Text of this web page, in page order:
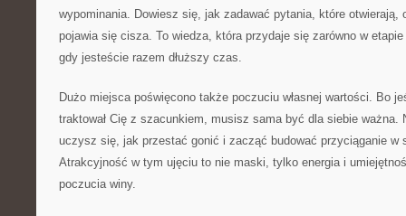
wypominania. Dowiesz się, jak zadawać pytania, które otwierają,
pojawia się cisza. To wiedza, która przydaje się zarówno w
gdy jesteście razem dłuższy czas.
Dużo miejsca poświęcono także poczuciu własnej wartości. Bo
traktował Cię z szacunkiem, musisz sama być dla siebie ważna.
uczysz się, jak przestać gonić i zacząć budować przyciąganie w
Atrakcyjność w tym ujęciu to nie maski, tylko energia i
poczucia winy.